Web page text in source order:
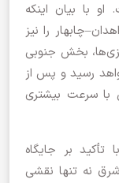
با بیان اینکه
را نیز
بخش جنوبی
رسید و پس از
با سرعت بیشتری
بر جایگاه
شرق نه تنها نقشی